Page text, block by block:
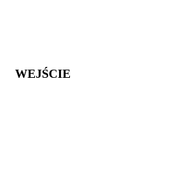
WEJŚCIE